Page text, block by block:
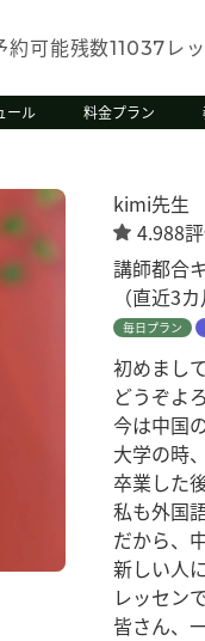
約可能残数11037 レ
ール 料金プラン
kimi先生
4.988
講師都合
（直近3カ
毎日プラン
初めまし
どうぞよ
今は中国
大学の時
卒業した
私も外国
だから、
新しい人
レッセン
皆さん、